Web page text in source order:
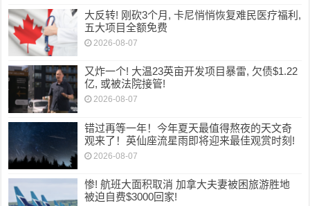
大反转! 刚砍3个月, 卡尼悄悄恢复难民医疗福利,
五大项目全额免费
2026-08-07
又炸一个! 大温23英亩开发项目暴雷, 欠债$1.22
亿, 或被法院接管!
2026-08-07
错过再等一年！今年夏天最值得熬夜的天文奇
观来了！英仙座流星雨即将迎来最佳观赏时刻!
2026-08-07
惨! 航班大面积取消 加拿大夫妻被困旅游胜地
被迫自费$3000回家!